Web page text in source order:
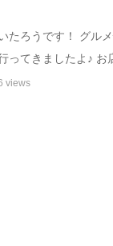
たろうです！ グル
ってきましたよ♪ お
views